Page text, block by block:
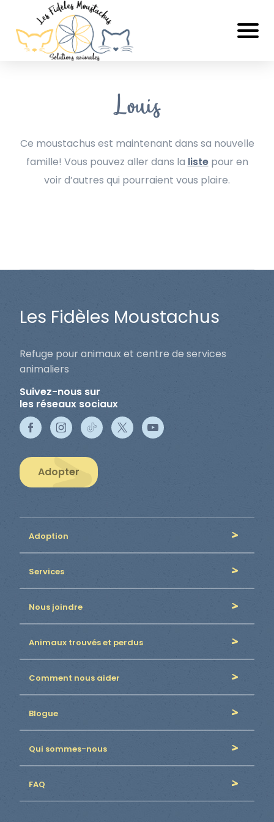
Louis
Ce moustachus est maintenant dans sa nouvelle
famille! Vous pouvez aller dans la listepour en
voir d’autres qui pourraient vous plaire.
Les Fidèles Moustachus
Refuge pour animaux et centre de services
animaliers
Suivez-nous sur
les réseaux sociaux
Adopter
Adoption
Services
Nous joindre
Animaux trouvés et perdus
Comment nous aider
Blogue
Qui sommes-nous
FAQ